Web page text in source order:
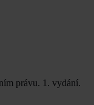
právu. 1. vydání.